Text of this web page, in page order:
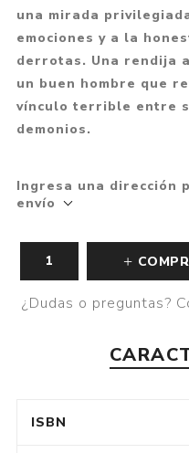
una mirada
emociones y a la
derrotas. Una rendija
un buen hombre que
vínculo terrible entre
demonios.
Ingresa una dirección
envío
¿Dudas o preguntas?
ISBN